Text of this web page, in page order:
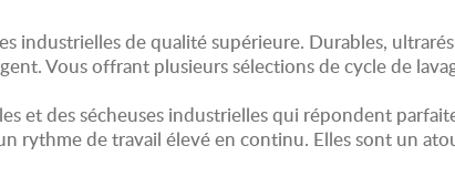
industrielles de qualité supérieure. Durables,
Vous offrant plusieurs sélections de cycle de
et des sécheuses industrielles qui répondent
rythme de travail élevé en continu. Elles sont un